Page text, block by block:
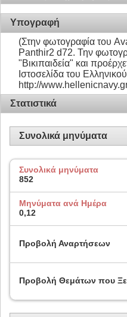
Υπογραφή
(Στην φωτογραφία του
Panthir2 d72. Την
"Βικιπαιδεία" και
Ιστοσελίδα του
http://
Στατιστικά
Συνολικά μηνύματα
Συνολικά μηνύματα
852
Μηνύματα ανά Ημέρα
0,12
Προβολή Αναρτήσεων
Προβολή Θεμάτων που